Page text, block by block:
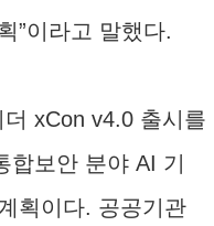
”이라고 말했다.
xCon v4.0 출시를
보안 분야 AI 기
획이다. 공공기관